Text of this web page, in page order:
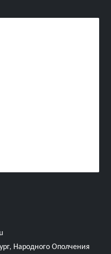
Народного Ополчения